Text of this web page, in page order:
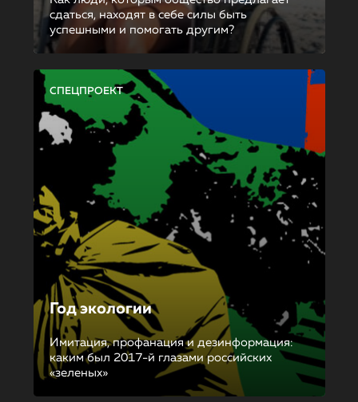
сдаться, находят в себе силы быть
успешными и помогать другим?
СПЕЦПРОЕКТ
Год экологии
Имитация, профанация и дезинформация:
каким был 2017-й глазами российских
«зеленых»